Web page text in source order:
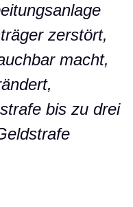
zerstört,
macht,
bis zu drei